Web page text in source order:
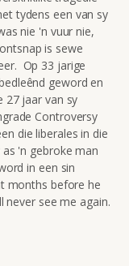
tydens een van sy
nie 'n vuur nie,
is sewe
Op 33 jarige
geword en
27 jaar van sy
Controversy
die liberales in die
'n gebroke man
in een sin
months before he
never see me again.